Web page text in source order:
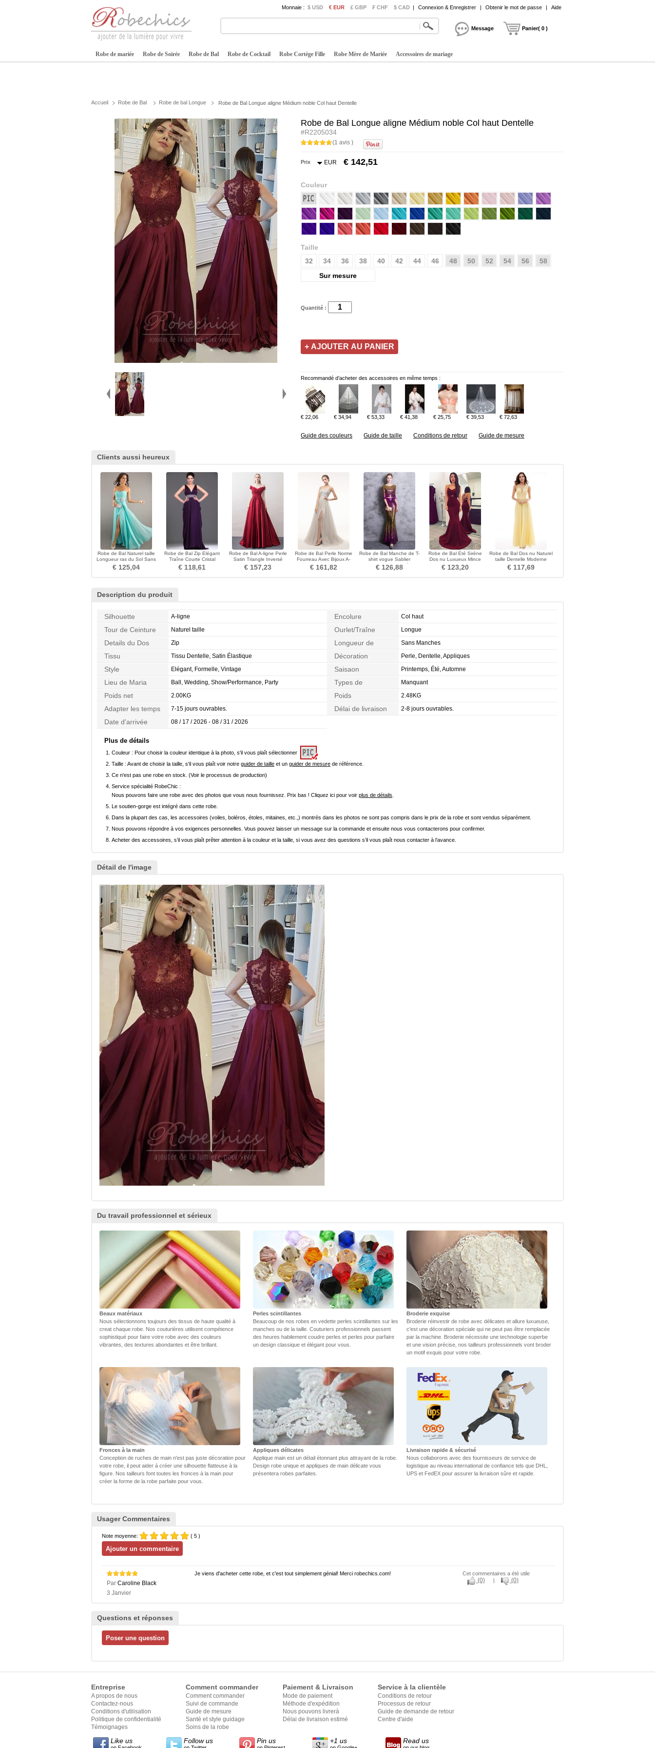
Monnaie : $ USD € EUR £ GBP ₣ CHF $ CAD | Connexion & Enregistrer | Obtenir le mot de passe | Aide
Message Panier( 0 )
Robe de mariée Robe de Soirée Robe de Bal Robe de Cocktail Robe Cortège Fille Robe Mère de Mariée Accessoires de mariage
Accueil Robe de Bal Robe de bal Longue Robe de Bal Longue aligne Médium noble Col haut Dentelle
Robe de Bal Longue aligne Médium noble Col haut Dentelle
#R2205034
(1 avis )
Prix EUR € 142,51
Couleur
Taille
32
34 36 38 40 42 44 46 48 50 52 54 56
58
Sur mesure
Quantité :
Recommandé d’acheter des accessoires en même temps :
€ 22,06 € 34,94 € 53,33 € 41,38 € 25,75 € 39,53 € 72,63
Guide des couleurs Guide de taille Conditions de retour Guide de mesure
Clients aussi heureux
Robe de Bal Naturel taille
Longueur ras du Sol Sans
Manches Pittoresque
€ 125,04
Robe de Bal Zip Elégant
Traîne Courte Cristal
Naturel taille Sans Manches
€ 118,61
Robe de Bal A-ligne Perle
Satin Triangle Inversé
Couvert de Dentelle
€ 157,23
Robe de Bal Perle Norme
Fourreau Avec Bijoux A-
ligne Automne Zip
€ 161,82
Robe de Bal Manche de T-
shirt vogue Sablier
Fourreau Pailleté
€ 126,88
Robe de Bal Été Sirène
Dos nu Luxueux Mince
Bretelles Spaghetti
€ 123,20
Robe de Bal Dos nu Naturel
taille Dentelle Moderne
Longueur Cheville
€ 117,69
Description du produit
Silhouette A-ligne Encolure Col haut
Tour de Ceinture Naturel taille Ourlet/Traîne Longue
Details du Dos Zip
Longueur de
Manches
Sans Manches
Tissu Tissu Dentelle, Satin Élastique Décoration Perle, Dentelle, Appliques
Style Elégant, Formelle, Vintage Saisaon Printemps, Été, Automne
Lieu de Maria Ball, Wedding, Show/Performance, Party
Types de
Morphologie
Manquant
Poids net 2.00KG Poids 2.48KG
Adapter les temps 7-15 jours ouvrables. Délai de livraison 2-8 jours ouvrables.
Date d'arrivée 08 / 17 / 2026 - 08 / 31 / 2026
Plus de détails
Couleur : Pour choisir la couleur identique à la photo, s'il vous plaît sélectionner
Taille : Avant de choisir la taille, s'il vous plaît voir notre guider de taille et un guider de mesure de référence.
Ce n'est pas une robe en stock. (Voir le processus de production)
Service spécialité RobeChic :
Nous pouvons faire une robe avec des photos que vous nous fournissez. Prix bas ! Cliquez ici pour voir plus de détails
Le soutien-gorge est intégré dans cette robe.
Dans la plupart des cas, les accessoires (voiles, boléros, étoles, mitaines, etc.,) montrés dans les photos ne sont pas compris dans le prix de la robe et sont vendus séparément.
Nous pouvons répondre à vos exigences personnelles. Vous pouvez laisser un message sur la commande et ensuite nous vous contacterons pour confirmer.
Acheter des accessoires, s’il vous plaît prêter attention à la couleur et la taille, si vous avez des questions s’il vous plaît nous contacter à l’avance.
Détail de l'image
Du travail professionnel et sérieux
Beaux matériaux
Nous sélectionnons toujours des tissus de haute qualité à
creat chaque robe. Nos couturières utilisent compétence
sophistiqué pour faire votre robe avec des couleurs
vibrantes, des textures abondantes et être brillant.
Perles scintillantes
Beaucoup de nos robes en vedette perles scintillantes sur les
manches ou de la taille. Couturiers professionnels passent
des heures habilement coudre perles et perles pour parfaire
un design classique et élégant pour vous.
Broderie exquise
Broderie réinvestir de robe avec délicates et allure luxueuse,
c'est une décoration spéciale qui ne peut pas être remplacée
par la machine. Broderie nécessite une technologie superbe
et une vision précise, nos tailleurs professionnels vont broder
un motif exquis pour votre robe.
Fronces à la main
Conception de ruches de main n'est pas juste décoration pour
votre robe, il peut aider à créer une silhouette flatteuse à la
figure. Nos tailleurs font toutes les fronces à la main pour
créer la forme de la robe parfaite pour vous.
Appliques délicates
Applique main est un détail étonnant plus attrayant de la robe.
Design robe unique et appliques de main délicate vous
présentera robes parfaites.
Livraison rapide & sécurisé
Nous collaborons avec des fournisseurs de service de
logistique au niveau international de confiance tels que DHL,
UPS et FedEX pour assurer la livraison sûre et rapide.
Usager Commentaires
Note moyenne: ( 5 )
Par Caroline Black
3 Janvier
Je viens d'acheter cette robe, et c'est tout simplement génial! Merci robechics.com! Cet commentaires a été utile
(0) (0)
Questions et réponses
Entreprise
A propos de nous
Contactez-nous
Conditions d'utilisation
Politique de confidentialité
Témoignages
Comment commander
Comment commander
Suivi de commande
Guide de mesure
Santé et style guidage
Soins de la robe
Paiement & Livraison
Mode de paiement
Méthode d'expédition
Nous pouvons livrerà
Délai de livraison estimé
Service à la clientèle
Conditions de retour
Processus de retour
Guide de demande de retour
Centre d'aide
Like us Follow us Pin us +1 us Read us